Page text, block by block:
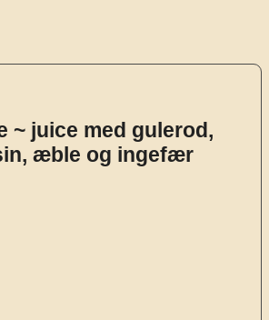
~ juice med gulerod,
æble og ingefær